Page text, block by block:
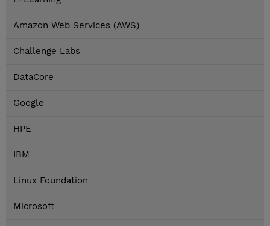
Amazon Web Services (AWS)
Challenge Labs
DataCore
Google
HPE
IBM
Linux Foundation
Microsoft